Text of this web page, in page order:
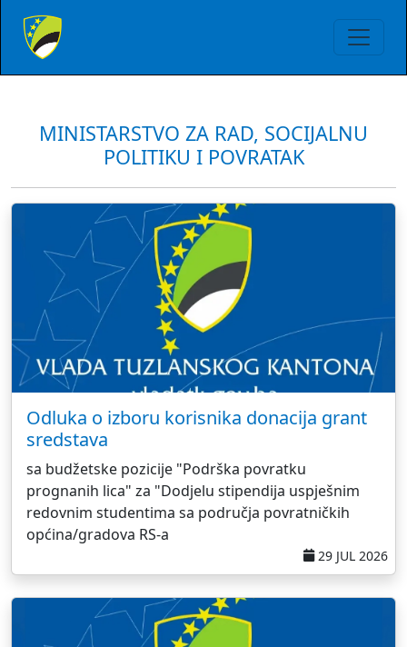
MINISTARSTVO ZA RAD, SOCIJALNU
POLITIKU I POVRATAK
Odluka o izboru korisnika donacija grant
sredstava
sa budžetske pozicije "Podrška povratku
prognanih lica" za "Dodjelu stipendija uspješnim
redovnim studentima sa područja povratničkih
općina/gradova RS-a
29 JUL 2026